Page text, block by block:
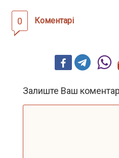
0 Коментарі
Залиште Ваш